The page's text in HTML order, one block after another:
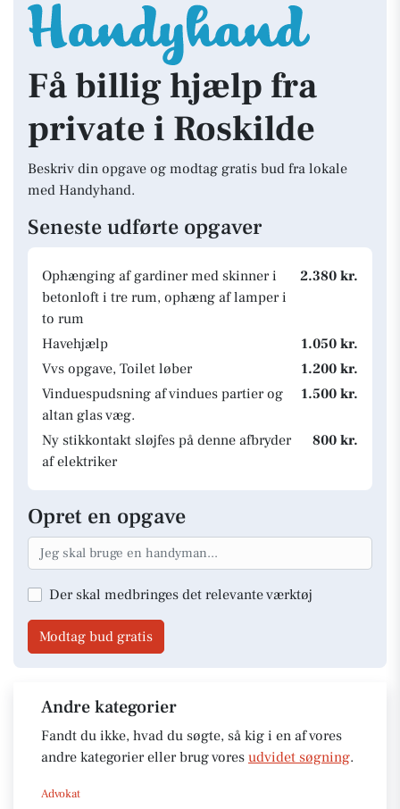
Få billig hjælp fra
private i Roskilde
Beskriv din opgave og modtag gratis bud fra lokale
med Handyhand.
Seneste udførte opgaver
Ophænging af gardiner med skinner i
betonloft i tre rum, ophæng af lamper i
to rum
2.380 kr.
Havehjælp
1.050 kr.
Vvs opgave, Toilet løber
1.200 kr.
Vinduespudsning af vindues partier og
altan glas væg.
1.500 kr.
Ny stikkontakt sløjfes på denne afbryder
af elektriker
800 kr.
Opret en opgave
Der skal medbringes det relevante værktøj
Modtag bud gratis
Andre kategorier
Fandt du ikke, hvad du søgte, så kig i en af vores
andre kategorier eller brug vores udvidet søgning.
Advokat